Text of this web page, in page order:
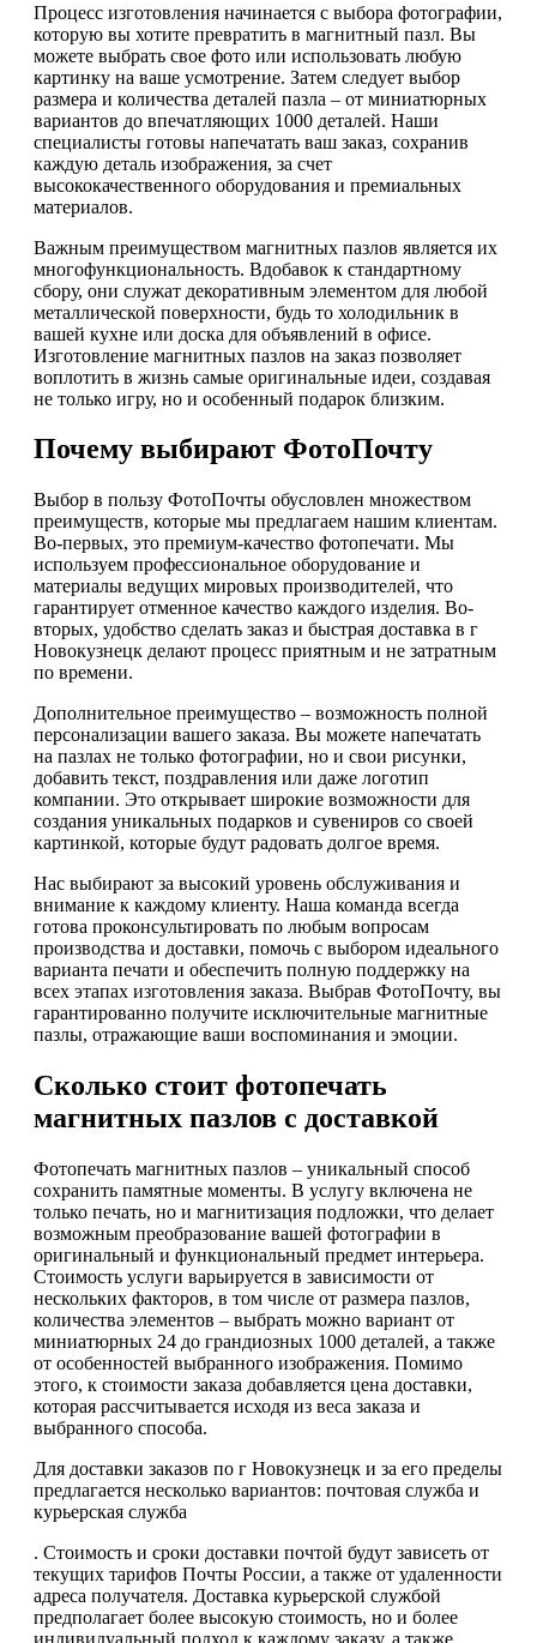
Процесс изготовления начинается с выбора фотографии,
которую вы хотите превратить в магнитный пазл. Вы
можете выбрать свое фото или использовать любую
картинку на ваше усмотрение. Затем следует выбор
размера и количества деталей пазла – от миниатюрных
вариантов до впечатляющих 1000 деталей. Наши
специалисты готовы напечатать ваш заказ, сохранив
каждую деталь изображения, за счет
высококачественного оборудования и премиальных
материалов.
Важным преимуществом магнитных пазлов является их
многофункциональность. Вдобавок к стандартному
сбору, они служат декоративным элементом для любой
металлической поверхности, будь то холодильник в
вашей кухне или доска для объявлений в офисе.
Изготовление магнитных пазлов на заказ позволяет
воплотить в жизнь самые оригинальные идеи, создавая
не только игру, но и особенный подарок близким.
Почему выбирают ФотоПочту
Выбор в пользу ФотоПочты обусловлен множеством
преимуществ, которые мы предлагаем нашим клиентам.
Во-первых, это премиум-качество фотопечати. Мы
используем профессиональное оборудование и
материалы ведущих мировых производителей, что
гарантирует отменное качество каждого изделия. Во-
вторых, удобство сделать заказ и быстрая доставка в г
Новокузнецк делают процесс приятным и не затратным
по времени.
Дополнительное преимущество – возможность полной
персонализации вашего заказа. Вы можете напечатать
на пазлах не только фотографии, но и свои рисунки,
добавить текст, поздравления или даже логотип
компании. Это открывает широкие возможности для
создания уникальных подарков и сувениров со своей
картинкой, которые будут радовать долгое время.
Нас выбирают за высокий уровень обслуживания и
внимание к каждому клиенту. Наша команда всегда
готова проконсультировать по любым вопросам
производства и доставки, помочь с выбором идеального
варианта печати и обеспечить полную поддержку на
всех этапах изготовления заказа. Выбрав ФотоПочту, вы
гарантированно получите исключительные магнитные
пазлы, отражающие ваши воспоминания и эмоции.
Сколько стоит фотопечать
магнитных пазлов с доставкой
Фотопечать магнитных пазлов – уникальный способ
сохранить памятные моменты. В услугу включена не
только печать, но и магнитизация подложки, что делает
возможным преобразование вашей фотографии в
оригинальный и функциональный предмет интерьера.
Стоимость услуги варьируется в зависимости от
нескольких факторов, в том числе от размера пазлов,
количества элементов – выбрать можно вариант от
миниатюрных 24 до грандиозных 1000 деталей, а также
от особенностей выбранного изображения. Помимо
этого, к стоимости заказа добавляется цена доставки,
которая рассчитывается исходя из веса заказа и
выбранного способа.
Для доставки заказов по г Новокузнецк и за его пределы
предлагается несколько вариантов: почтовая служба и
курьерская служба
. Стоимость и сроки доставки почтой будут зависеть от
текущих тарифов Почты России, а также от удаленности
адреса получателя. Доставка курьерской службой
предполагает более высокую стоимость, но и более